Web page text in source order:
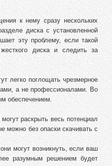
к нему сразу нескольких
диска с установленной
эту проблему, если такой
диска и следить за
легко поглощать чрезмерное
а не профессионалами. Во
обеспечением.
раскрыть весь потенциал
можно без опаски скачивать с
могут возникнуть, если ваш
разумным решением будет